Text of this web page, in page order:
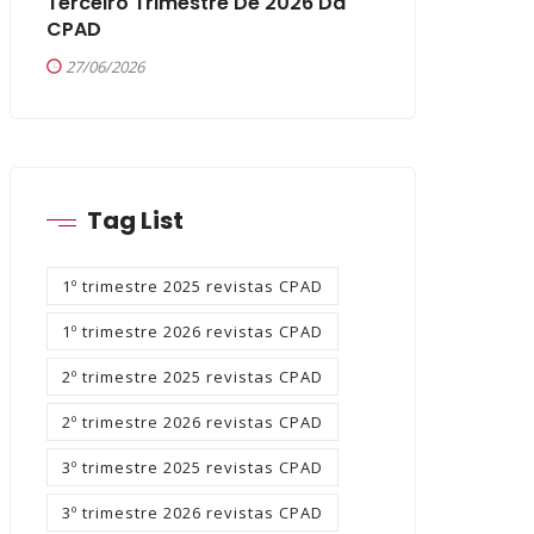
CPAD
27/06/2026
Tag List
1º trimestre 2025 revistas CPAD
1º trimestre 2026 revistas CPAD
2º trimestre 2025 revistas CPAD
2º trimestre 2026 revistas CPAD
3º trimestre 2025 revistas CPAD
3º trimestre 2026 revistas CPAD